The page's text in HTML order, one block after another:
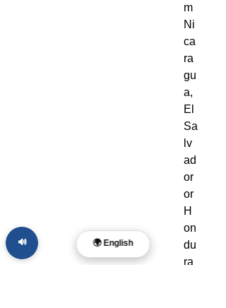
m
Ni
ca
ra
gu
a,
El
Sa
lv
ad
or
or
H
on
du
ra
🌍 English
🔊